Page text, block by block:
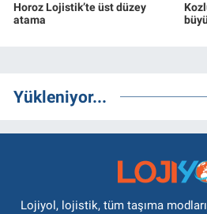
Horoz Lojistik’te üst düzey
atama
Yükleniyor...
Lojiyol, lojistik, tüm taşıma